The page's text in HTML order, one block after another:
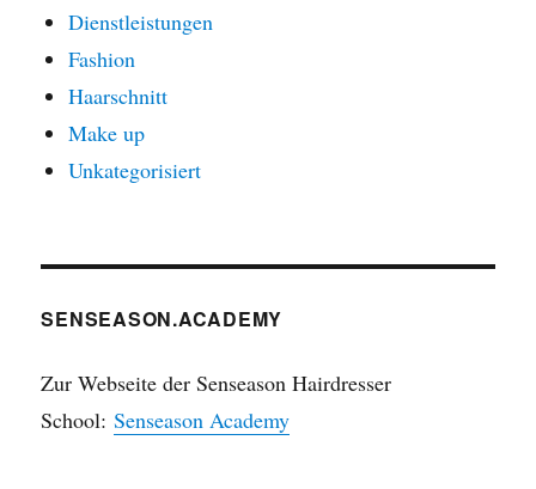
Dienstleistungen
Fashion
Haarschnitt
Make up
Unkategorisiert
SENSEASON.ACADEMY
Zur Webseite der Senseason Hairdresser
School:Senseason Academy